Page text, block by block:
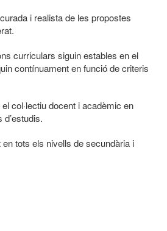
i realista de les propostes
curriculars siguin estables en el
contínuament en funció de criteris
col·lectiu docent i acadèmic en
d’estudis.
tots els nivells de secundària i